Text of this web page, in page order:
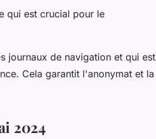
qui est crucial pour le
journaux de navigation et qui est
Cela garantit l'anonymat et la
2024